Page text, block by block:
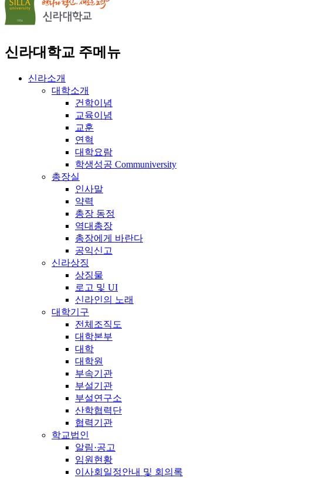
신라대학교 주메뉴
신라소개
대학소개
건학이념
교육이념
교훈
연혁
대학요람
학생성공 Communiversity
총장실
인사말
약력
총장 동정
역대총장
총장에게 바란다
공익신고
신라상징
상징물
로고 및 UI
신라인의 노래
대학기구
전체조직도
대학본부
대학
대학원
부속기관
부설기관
부설연구소
산학협력단
협력기관
학교법인
알림·공고
임원현황
이사회일정안내 및 회의록